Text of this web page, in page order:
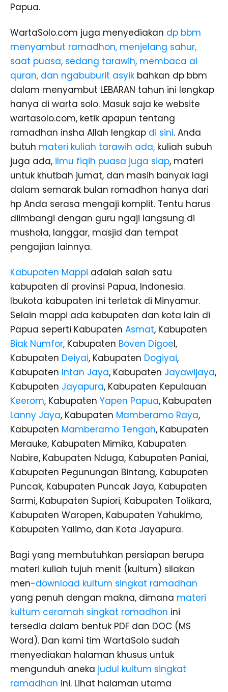
Papua.
WartaSolo.com juga menyediakan dp bbm
menyambut ramadhon, menjelang sahur,
saat puasa, sedang tarawih, membaca al
quran, dan ngabuburit asyik bahkan dp bbm
dalam menyambut LEBARAN tahun ini lengkap
hanya di warta solo. Masuk saja ke website
wartasolo.com, ketik apapun tentang
ramadhan insha Allah lengkap di sini. Anda
butuh materi kuliah tarawih ada, kuliah subuh
juga ada, ilmu fiqih puasa juga siap, materi
untuk khutbah jumat, dan masih banyak lagi
dalam semarak bulan romadhon hanya dari
hp Anda serasa mengaji komplit. Tentu harus
diimbangi dengan guru ngaji langsung di
mushola, langgar, masjid dan tempat
pengajian lainnya.
Kabupaten Mappi adalah salah satu
kabupaten di provinsi Papua, Indonesia.
Ibukota kabupaten ini terletak di Minyamur.
Selain mappi ada kabupaten dan kota lain di
Papua seperti Kabupaten Asmat, Kabupaten
Biak Numfor, Kabupaten Boven Digoel,
Kabupaten Deiyai, Kabupaten Dogiyai,
Kabupaten Intan Jaya, Kabupaten Jayawijaya,
Kabupaten Jayapura, Kabupaten Kepulauan
Keerom, Kabupaten Yapen Papua, Kabupaten
Lanny Jaya, Kabupaten Mamberamo Raya,
Kabupaten Mamberamo Tengah, Kabupaten
Merauke, Kabupaten Mimika, Kabupaten
Nabire, Kabupaten Nduga, Kabupaten Paniai,
Kabupaten Pegunungan Bintang, Kabupaten
Puncak, Kabupaten Puncak Jaya, Kabupaten
Sarmi, Kabupaten Supiori, Kabupaten Tolikara,
Kabupaten Waropen, Kabupaten Yahukimo,
Kabupaten Yalimo, dan Kota Jayapura.
Bagi yang membutuhkan persiapan berupa
materi kuliah tujuh menit (kultum) silakan
men-download kultum singkat ramadhan
yang penuh dengan makna, dimana materi
kultum ceramah singkat romadhon ini
tersedia dalam bentuk PDF dan DOC (MS
Word). Dan kami tim WartaSolo sudah
menyediakan halaman khusus untuk
mengunduh aneka judul kultum singkat
ramadhan ini. Lihat halaman utama